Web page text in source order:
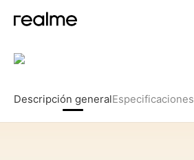
Descripción generalEspecificaciones